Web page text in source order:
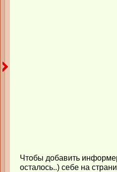
Чтобы добавить
осталось..) себе на